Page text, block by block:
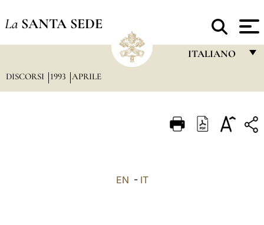
La SANTA SEDE
ITALIANO
ITALIANO
DISCORSI 1993 APRILE
EN - IT